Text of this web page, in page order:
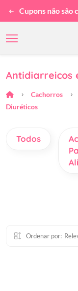
Cupons não são
Antidiarreicos
Cachorros
Diuréticos
Todos
Ordenar por: